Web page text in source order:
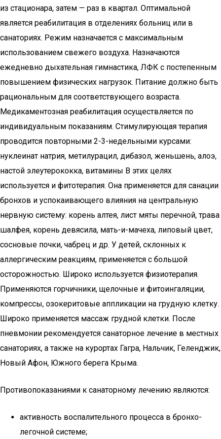
из стационара, затем — раз в квартал. Оптимальной
является реабилитация в отделениях больниц или в
санаториях. Режим назначается с максимальным
использованием свежего воздуха. Назначаются
ежедневно дыхательная гимнастика, ЛФК с постепенным
повышением физических нагрузок. Питание должно быть
рациональным для соответствующего возраста.
Медикаментозная реабилитация осуществляется по
индивидуальным показаниям. Стимулирующая терапия
проводится повторными 2-3-недельными курсами:
нуклеинат натрия, метилурацил, дибазол, женьшень, алоэ,
настой элеутерококка, витамины B этих целях
используется и фитотерапия. Она применяется для санации
бронхов и успокаивающего влияния на центральную
нервную систему: корень алтея, лист мяты перечной, трава
шалфея, корень девясила, мать-и-мачеха, липовый цвет,
сосновые почки, чабрец и др. У детей, склонных к
аллергическим реакциям, применяется с большой
осторожностью. Широко используется физиотерапия.
Применяются горчичники, щелочные и фитоингаляции,
компрессы, озокеритовые аппликации на грудную клетку.
Широко применяется массаж грудной клетки. После
пневмонии рекомендуется санаторное лечение в местных
санаториях, а также на курортах Гагра, Нальчик, Геленджик,
Новый Афон, Южного берега Крыма.
Противопоказаниями к санаторному лечению являются:
активность воспалительного процесса в бронхо-
легочной системе;